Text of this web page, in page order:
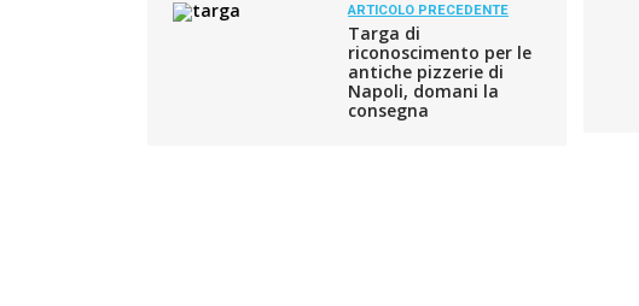
ARTICOLO PRECEDENTE
Targa di
riconoscimento per le
antiche pizzerie di
Napoli, domani la
consegna